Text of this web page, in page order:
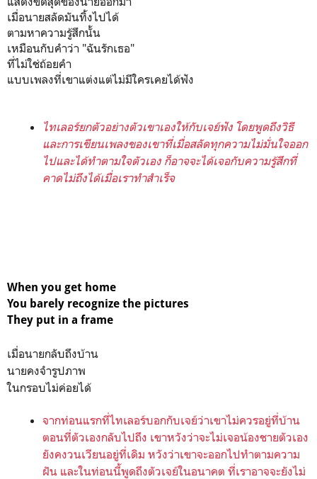
เมื่อนายสลัดมันทิ้งไปได้
ตามหาความรู้สึกนั้น
เหมือนกับคำว่า "ฉันรักเธอ"
ที่ไม่ใช่ถ้อยคำ
แบบเพลงที่เขาแต่งแต่ไม่มีใครเคยได้ฟัง
ไทเลอร์ยกตัวอย่างตัวเขาเองให้กับเจย์ฟัง โดยพูดถึงวิธี
และการเขียนเพลงของเขาที่เมื่อสลัดทุกความไม่มั่นใจออก
ไปและได้ทำตามใจตัวเอง ก็อาจจะได้เจอกับความรู้สึกที่
คาดไม่ถึงได้เมื่อเราทำสำเร็จ
When you get home
You barely recognize the pictures
They put in a frame
เมื่อนายกลับถึงบ้าน
นายคงจำรูปภาพ
ในกรอบไม่ค่อยได้
จากท่อนแรกที่ไทเลอร์บอกกับเจย์ว่าเขาไม่ควรอยู่ที่บ้าน
ตอนที่ตัวเองกลับไปถึง เขาหวังว่าจะไม่เจอน้องชายตัวเอง
ยังคงวนเวียนอยู่ที่เดิม หวังว่าเขาจะออกไปทำตามความ
ฝัน และในท่อนนี้พูดถึงตัวเจย์ในอนาคต ที่เราอาจจะยังไม่